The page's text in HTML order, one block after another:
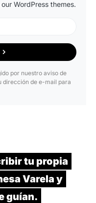
WordPress themes.
por nuestro aviso de
dirección de e-mail para
tu propia
Varela y
guían.